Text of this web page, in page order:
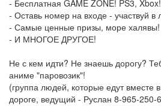
- Бесплатная GAME ZONE! PS3, Xbox!
- Оставь номер на входе - участвуй в
- Самые ценные призы, море халявы!
- И МНОГОЕ ДРУГОЕ!
Не с кем идти? Не знаешь дорогу?
аниме "паровозик"!
(группа людей, которые едут вместе
дороге, ведущий - Руслан 8-965-250-